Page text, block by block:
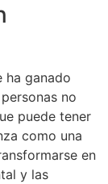
ha ganado
no
puede tener
como una
en
y las